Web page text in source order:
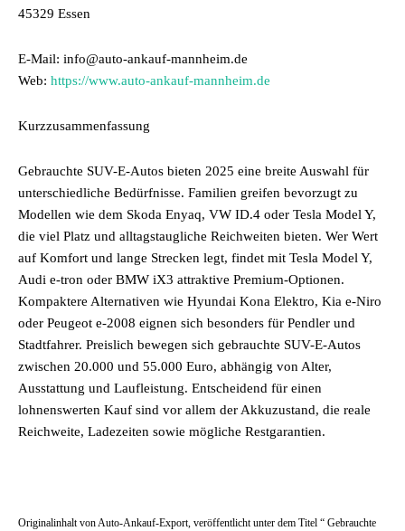
45329 Essen
E-Mail: info@auto-ankauf-mannheim.de
Web: https://www.auto-ankauf-mannheim.de
Kurzzusammenfassung
Gebrauchte SUV-E-Autos bieten 2025 eine breite Auswahl für
unterschiedliche Bedürfnisse. Familien greifen bevorzugt zu
Modellen wie dem Skoda Enyaq, VW ID.4 oder Tesla Model Y,
die viel Platz und alltagstaugliche Reichweiten bieten. Wer Wert
auf Komfort und lange Strecken legt, findet mit Tesla Model Y,
Audi e-tron oder BMW iX3 attraktive Premium-Optionen.
Kompaktere Alternativen wie Hyundai Kona Elektro, Kia e-Niro
oder Peugeot e-2008 eignen sich besonders für Pendler und
Stadtfahrer. Preislich bewegen sich gebrauchte SUV-E-Autos
zwischen 20.000 und 55.000 Euro, abhängig von Alter,
Ausstattung und Laufleistung. Entscheidend für einen
lohnenswerten Kauf sind vor allem der Akkuzustand, die reale
Reichweite, Ladezeiten sowie mögliche Restgarantien.
Originalinhalt von Auto-Ankauf-Export, veröffentlicht unter dem Titel “ Gebrauchte